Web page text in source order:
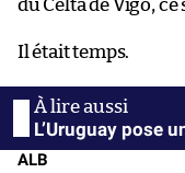
du Celta de Vigo, ce
Il était temps.
L’Uruguay pose
ALB